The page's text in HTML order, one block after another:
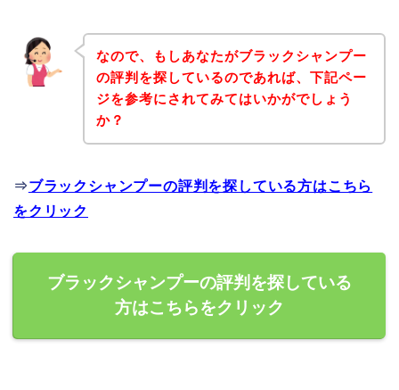
なので、もしあなたがブラックシャンプー
の評判を探しているのであれば、下記ペー
ジを参考にされてみてはいかがでしょう
か？
⇒ブラックシャンプーの評判を探している方はこちら
をクリック
ブラックシャンプーの評判を探している
方はこちらをクリック